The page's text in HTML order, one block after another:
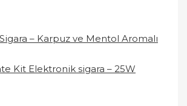
– Karpuz ve Mentol Aromalı
Kit Elektronik sigara – 25W